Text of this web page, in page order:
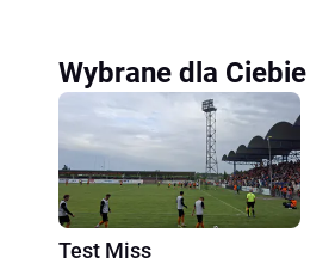
Wybrane dla Ciebie
Test Miss